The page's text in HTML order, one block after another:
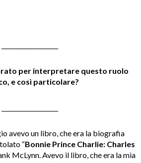
per interpretare questo ruolo
e così particolare?
avevo un libro, che era la biografia
“Bonnie Prince Charlie: Charles
McLynn. Avevo il libro, che era la mia